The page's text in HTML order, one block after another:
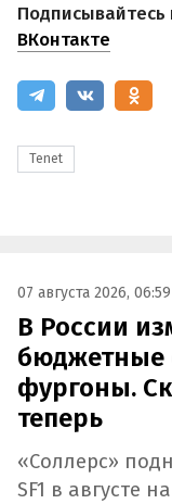
Подписывайтесь
ВКонтакте
Tenet
07 августа 2026, 06:59
В России
бюджетные
фургоны.
теперь
«Соллерс»
SF1 в августе